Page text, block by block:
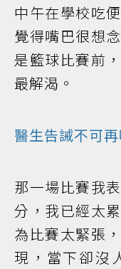
中午在學校吃
覺得嘴巴很想
是籃球比賽前
最解渴。
醫生告誡不可
那一場比賽我
分，我已經太
為比賽太緊張
現，當下卻沒